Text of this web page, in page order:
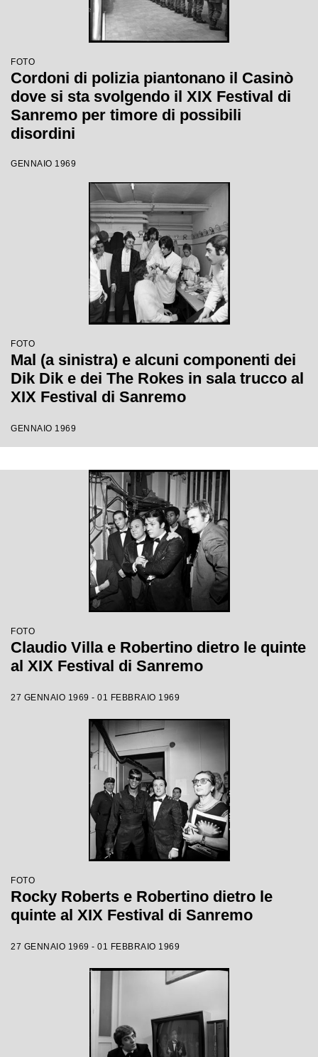
FOTO
Cordoni di polizia piantonano il Casinò
dove si sta svolgendo il XIX Festival di
Sanremo per timore di possibili
disordini
GENNAIO 1969
FOTO
Mal (a sinistra) e alcuni componenti dei
Dik Dik e dei The Rokes in sala trucco al
XIX Festival di Sanremo
GENNAIO 1969
FOTO
Claudio Villa e Robertino dietro le quinte
al XIX Festival di Sanremo
27 GENNAIO 1969 - 01 FEBBRAIO 1969
FOTO
Rocky Roberts e Robertino dietro le
quinte al XIX Festival di Sanremo
27 GENNAIO 1969 - 01 FEBBRAIO 1969